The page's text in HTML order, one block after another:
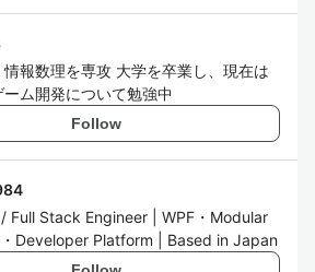
情報数理を専攻 大学を卒業し、現在は
ム開発について勉強中
Follow
Full Stack Engineer | WPF・Modular
Developer Platform | Based in Japan